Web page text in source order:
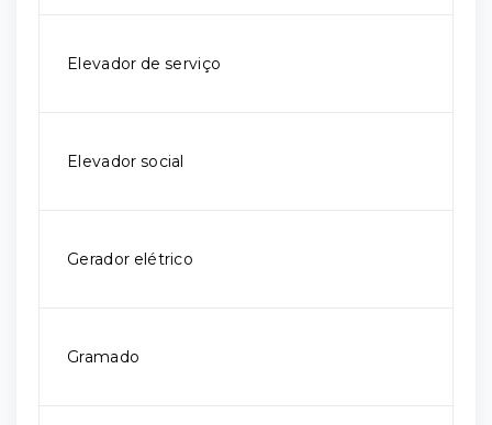
Elevador de serviço
Elevador social
Gerador elétrico
Gramado